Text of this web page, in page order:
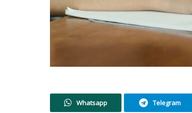
Whatsapp Telegram